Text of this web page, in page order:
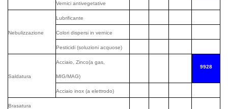
Vernici antivegetative
Nebulizzazione
Lubrificante
Colori dispersi in vernice
Pesticidi (soluzioni acquose)
Saldatura
Acciaio, Zinco(a gas,
MIG/MAG)
9928
Acciaio inox (a elettrodo)
Brasatura